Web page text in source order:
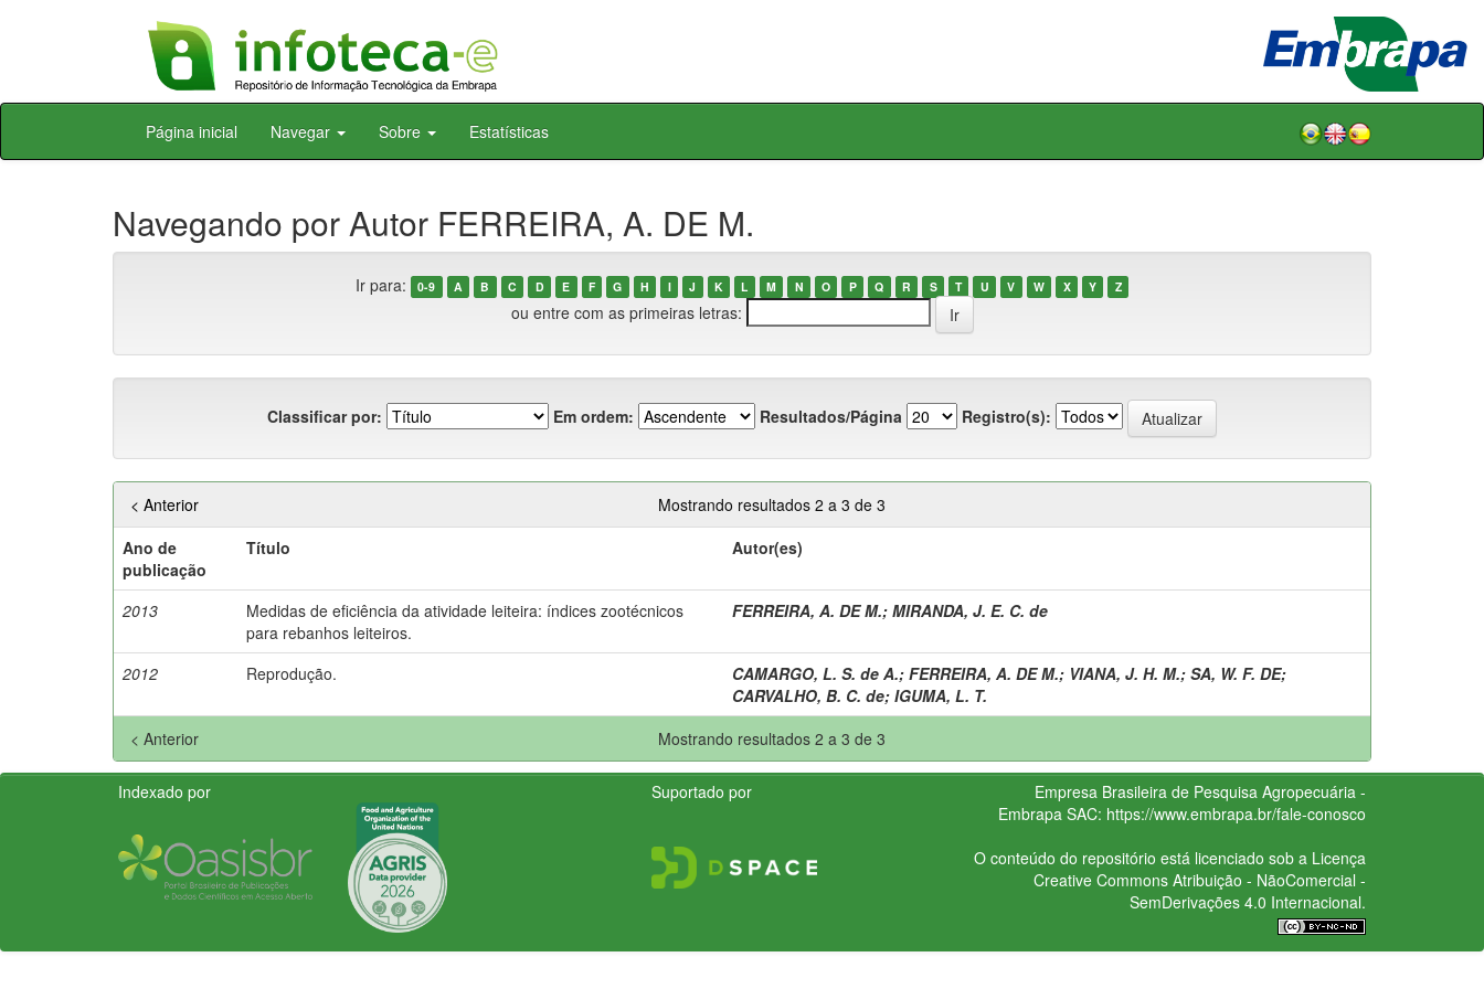
Skip
Página inicial Navegar Sobre Estatísticas
Navegando por Autor FERREIRA, A. DE M.
Ir para: 0-9 A B C D E F G H I J K L M N O P Q R S T U V W X Y Z
ou entre com as primeiras letras:
Classificar por: Em ordem: Resultados/Página Registro(s):
Mostrando resultados 2 a 3 de 3
< Anterior
Ano de
publicação
Título Autor(es)
2013
Medidas de eficiência da atividade leiteira: índices zootécnicos
para rebanhos leiteiros.
FERREIRA, A. DE M.; MIRANDA, J. E. C. de
2012 Reprodução. CAMARGO, L. S. de A.; FERREIRA, A. DE M.; VIANA, J. H. M.; SA, W. F. DE;
CARVALHO, B. C. de; IGUMA, L. T.
Mostrando resultados 2 a 3 de 3
< Anterior
Indexado por Suportado por
Empresa Brasileira de Pesquisa Agropecuária -
Embrapa SAC: https://www.embrapa.br/fale-conosco
O conteúdo do repositório está licenciado sob a Licença
Creative CommonsAtribuição - NãoComercial -
SemDerivações 4.0 Internacional.